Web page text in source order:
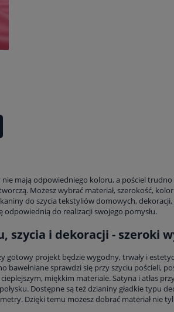
nie mają odpowiedniego koloru, a pościel
Możesz wybrać materiał, szerokość,
do szycia tekstyliów domowych,
do realizacji swojego pomysłu.
szycia i dekoracji - szeroki
gotowy projekt będzie wygodny, trwały i
bawełniane sprawdzi się przy szyciu pościeli,
miękkim materiale. Satyna i atłas
Dostępne są też dzianiny gładkie typu
Dzięki temu możesz dobrać materiał nie